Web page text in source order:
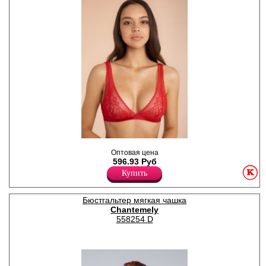
мягкого кружева. Пояс
бюстгальтера украшен
эластичной резинкой с
фирменным логотипом,
Полиамид 90%
Эластан 10%
Оптовая цена
596.93 Руб
Купить
Бюстгальтер мягкая чашка
Chantemely
558254 D